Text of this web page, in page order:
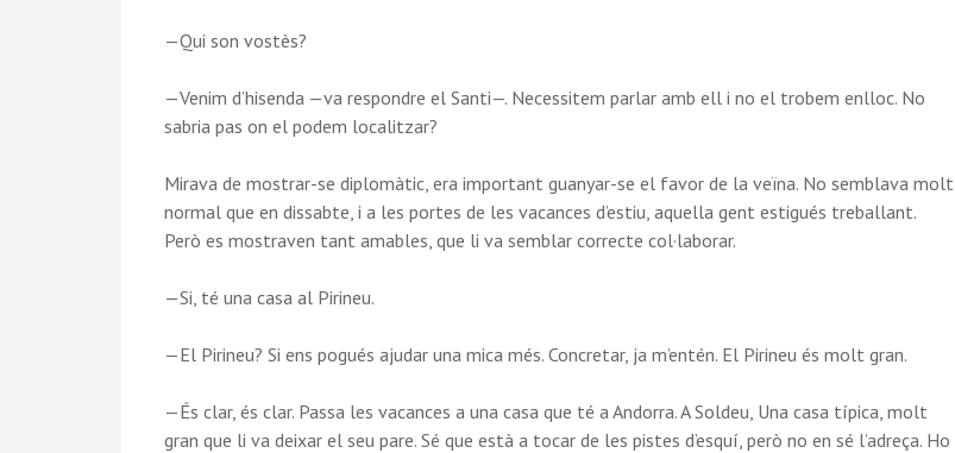
—Qui son vostès?
—Venim d’hisenda —va respondre el Santi—. Necessitem parlar amb ell i no el trobem enlloc. No
sabria pas on el podem localitzar?
Mirava de mostrar-se diplomàtic, era important guanyar-se el favor de la veïna. No semblava molt
normal que en dissabte, i a les portes de les vacances d’estiu, aquella gent estigués treballant.
Però es mostraven tant amables, que li va semblar correcte col·laborar.
—Si, té una casa al Pirineu.
—El Pirineu? Si ens pogués ajudar una mica més. Concretar, ja m’entén. El Pirineu és molt gran.
—És clar, és clar. Passa les vacances a una casa que té a Andorra. A Soldeu, Una casa típica, molt
gran que li va deixar el seu pare. Sé que està a tocar de les pistes d’esquí, però no en sé l’adreça. Ho